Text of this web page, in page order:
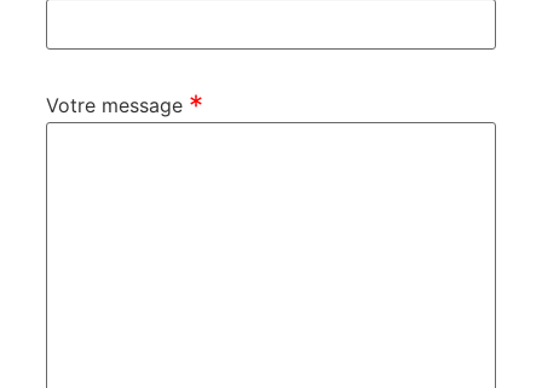
Votre message